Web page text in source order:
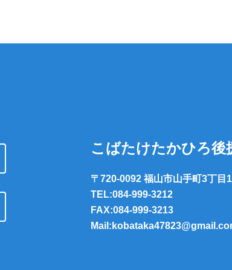
こばたけたかひろ後
〒720-0092 福山市山手町3丁目
TEL:084-999-3212
FAX:084-999-3213